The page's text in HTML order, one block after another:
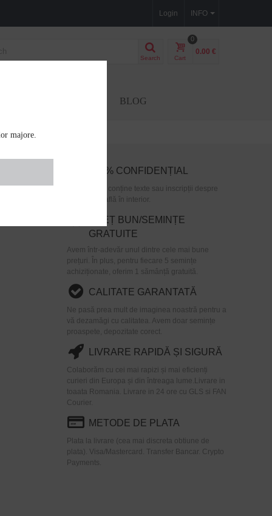
INFO
Login
Search Cart
0
0.00 €
BLOG
care
100% CONFIDENȚIAL
Pachetul nu conține texte sau inscripții despre
ceea ce se află în interior.
PREȚ BUN/SEMINȚE
GRATUITE
Avem într-adevăr unul dintre cele mai bune
prețuri. În plus, pentru fiecare 5 semințe
achiziționate, oferim 1 sămânță gratuită.
CALITATE GARANTATĂ
Ne pasă prea mult de imaginea noastră pentru a
vă dezamăgi cu calitatea. Avem doar semințe
proaspete, depozitate corect.
LIVRARE RAPIDĂ ȘI SIGURĂ
Colaborăm cu cei mai rapizi și mai eficienți
curieri din Europa și din întreaga lume.Livrare in
toaata Romania. Livrare in 24 ore cu GLS si FAN
Courier.
METODE DE PLATA
Plata la livrare (cea mai discreta obtiune de
plata). Visa/Mastercard. Transfer Bancar. Crypto
Payments.
majore.